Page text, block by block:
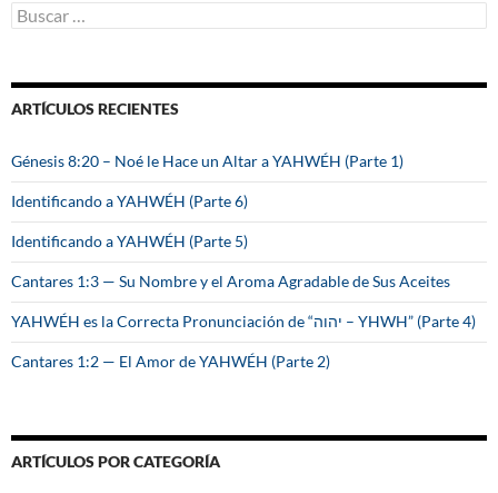
B
u
a
r
ARTÍCULOS RECIENTES
Génesis 8:20 – Noé le Hace un Altar a YAHWÉH (Parte 1)
Identificando a YAHWÉH (Parte 6)
Identificando a YAHWÉH (Parte 5)
Cantares 1:3 — Su Nombre y el Aroma Agradable de Sus Aceites
YAHWÉH es la Correcta Pronunciación de “יהוה – YHWH” (Parte 4)
Cantares 1:2 — El Amor de YAHWÉH (Parte 2)
ARTÍCULOS POR CATEGORÍA